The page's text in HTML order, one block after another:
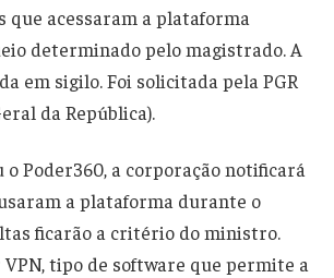
que acessaram a plataforma
determinado pelo magistrado. A
em sigilo. Foi solicitada pela PGR
da República).
o Poder360, a corporação notificará
a plataforma durante o
ficarão a critério do ministro.
tipo de software que permite a